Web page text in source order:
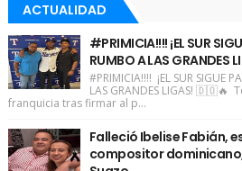
ACTUALIDAD
#PRIMICIA!!!! ¡EL SUR
RUMBO A LAS GRANDES
#PRIMICIA!!!! ¡EL SUR SIGUE
LAS GRANDES LIGAS! 🇩🇴🔥
franquicia tras firmar al p...
Falleció Ibelise Fabián,
compositor